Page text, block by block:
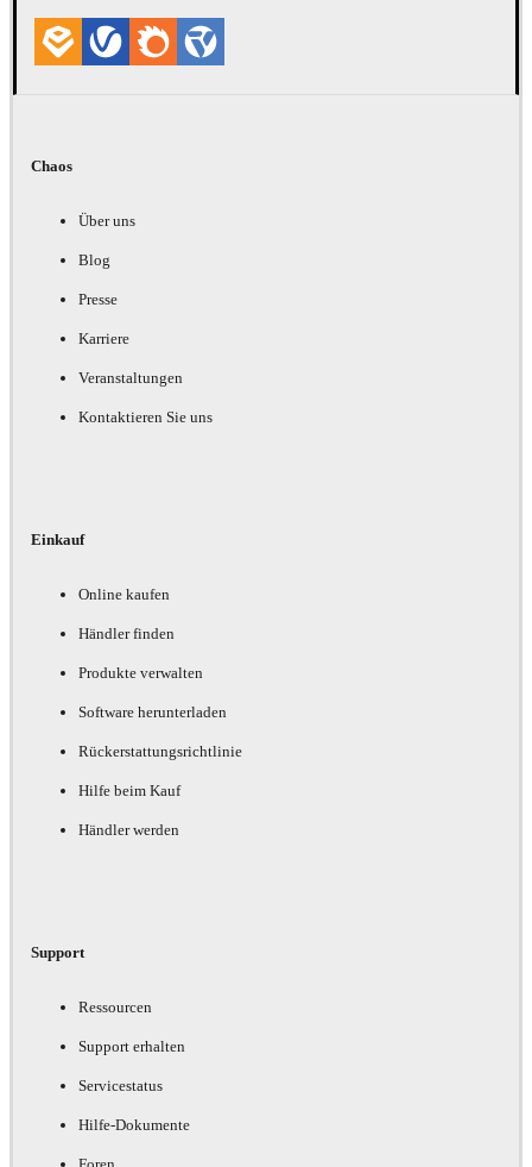
Chaos
Über uns
Blog
Presse
Karriere
Veranstaltungen
Kontaktieren Sie uns
Einkauf
Online kaufen
Händler finden
Produkte verwalten
Software herunterladen
Rückerstattungsrichtlinie
Hilfe beim Kauf
Händler werden
Support
Ressourcen
Support erhalten
Servicestatus
Hilfe-Dokumente